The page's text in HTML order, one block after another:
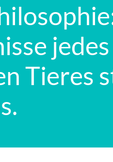
jedes
Tieres